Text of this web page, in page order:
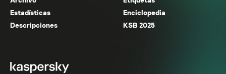
Estadísticas
Enciclopedia
Descripciones
KSB 2025